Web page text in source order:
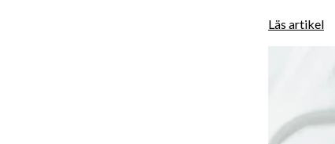
Läs artikel